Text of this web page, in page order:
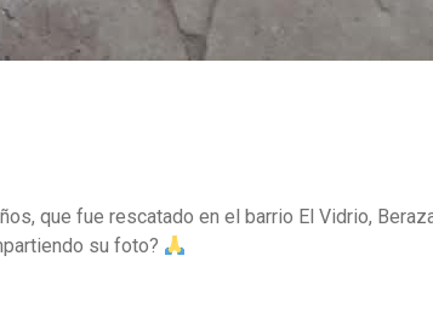
que fue rescatado en el barrio El Vidrio,
su foto?